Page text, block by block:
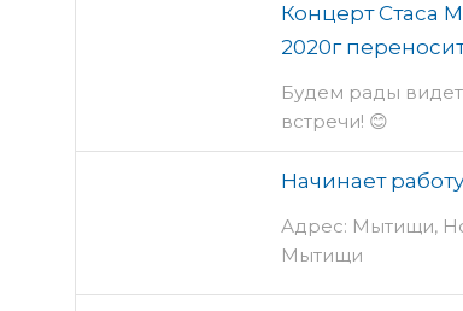
Концерт Стаса
2020г
Будем рады
встречи! 😊
Начинает
Адрес: Мытищи,
Мытищи